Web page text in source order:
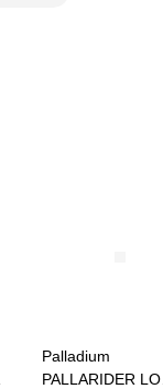
同意方可使用
現惡意使用之情形，
Palladium
PALLARIDER LO